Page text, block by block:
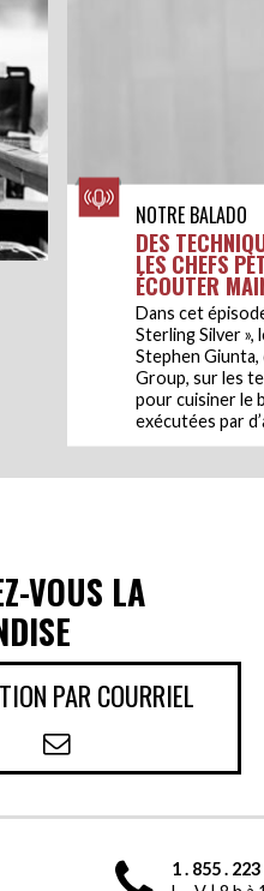
NOTRE BALADO
DES
LES CHEFS
ÉCOUTER
Dans cet
Sterling Silver
Stephen
Group, sur les
pour cuisiner le
exécutées par
VOUS LA
1 . 855 .